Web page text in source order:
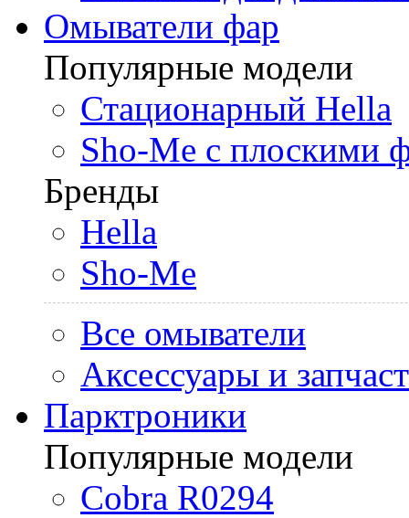
Омыватели фар
Популярные модели
Стационарный Hella
Sho-Me с плоскими
Бренды
Hella
Sho-Me
Все омыватели
Аксессуары и
Парктроники
Популярные модели
Cobra R0294